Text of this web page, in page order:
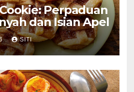
Perpaduan
dan Isian Apel
SITI